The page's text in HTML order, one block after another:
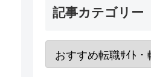
記事カテゴリー